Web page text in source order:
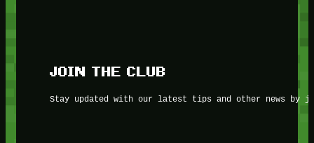
JOIN THE CLUB
Stay updated with our latest tips and other news by